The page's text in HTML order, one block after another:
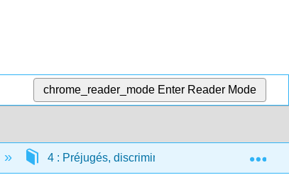
chrome_reader_mode Enter Reader Mode
4 : Préjugés, discrimination et racisme